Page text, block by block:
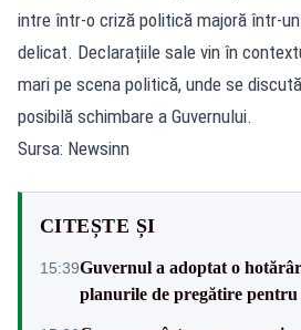
intre într-o criză politică majoră într-
delicat. Declarațiile sale vin în
mari pe scena politică, unde se
posibilă schimbare a Guvernului.
Sursa: Newsinn
CITEȘTE ȘI
15:39Guvernul a adoptat o
planurile de pregătire